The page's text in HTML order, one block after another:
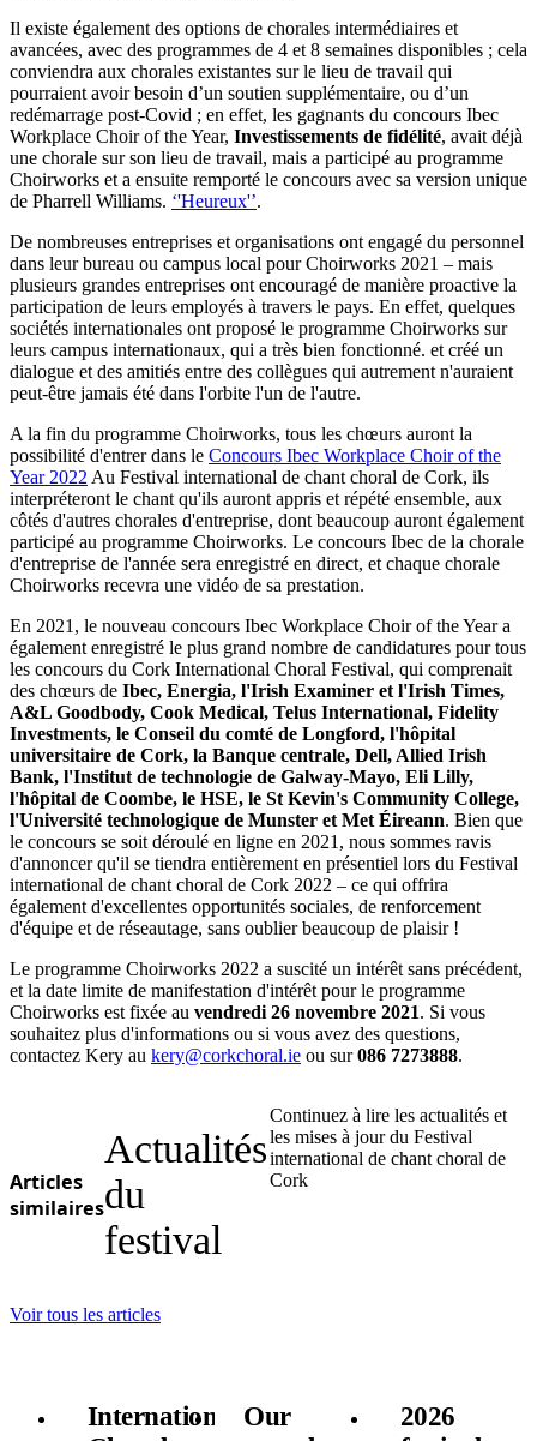
Il existe également des options de chorales intermédiaires et
avancées, avec des programmes de 4 et 8 semaines disponibles ; cela
conviendra aux chorales existantes sur le lieu de travail qui
pourraient avoir besoin d’un soutien supplémentaire, ou d’un
redémarrage post-Covid ; en effet, les gagnants du concours Ibec
Workplace Choir of the Year, Investissements de fidélité, avait déjà
une chorale sur son lieu de travail, mais a participé au programme
Choirworks et a ensuite remporté le concours avec sa version unique
de Pharrell Williams. ‘'Heureux'’.
De nombreuses entreprises et organisations ont engagé du personnel
dans leur bureau ou campus local pour Choirworks 2021 – mais
plusieurs grandes entreprises ont encouragé de manière proactive la
participation de leurs employés à travers le pays. En effet, quelques
sociétés internationales ont proposé le programme Choirworks sur
leurs campus internationaux, qui a très bien fonctionné. et créé un
dialogue et des amitiés entre des collègues qui autrement n'auraient
peut-être jamais été dans l'orbite l'un de l'autre.
A la fin du programme Choirworks, tous les chœurs auront la
possibilité d'entrer dans le Concours Ibec Workplace Choir of the
Year 2022 Au Festival international de chant choral de Cork, ils
interpréteront le chant qu'ils auront appris et répété ensemble, aux
côtés d'autres chorales d'entreprise, dont beaucoup auront également
participé au programme Choirworks. Le concours Ibec de la chorale
d'entreprise de l'année sera enregistré en direct, et chaque chorale
Choirworks recevra une vidéo de sa prestation.
En 2021, le nouveau concours Ibec Workplace Choir of the Year a
également enregistré le plus grand nombre de candidatures pour tous
les concours du Cork International Choral Festival, qui comprenait
des chœurs de Ibec, Energia, l'Irish Examiner et l'Irish Times,
A&L Goodbody, Cook Medical, Telus International, Fidelity
Investments, le Conseil du comté de Longford, l'hôpital
universitaire de Cork, la Banque centrale, Dell, Allied Irish
Bank, l'Institut de technologie de Galway-Mayo, Eli Lilly,
l'hôpital de Coombe, le HSE, le St Kevin's Community College,
l'Université technologique de Munster et Met Éireann. Bien que
le concours se soit déroulé en ligne en 2021, nous sommes ravis
d'annoncer qu'il se tiendra entièrement en présentiel lors du Festival
international de chant choral de Cork 2022 – ce qui offrira
également d'excellentes opportunités sociales, de renforcement
d'équipe et de réseautage, sans oublier beaucoup de plaisir !
Le programme Choirworks 2022 a suscité un intérêt sans précédent,
et la date limite de manifestation d'intérêt pour le programme
Choirworks est fixée au vendredi 26 novembre 2021. Si vous
souhaitez plus d'informations ou si vous avez des questions,
contactez Kery au kery@corkchoral.ie ou sur086 7273888.
Articles
similaires
Actualités
du
festival
Continuez à lire les actualités et
les mises à jour du Festival
international de chant choral de
Cork
Voir tous les articles
International
Our
2026